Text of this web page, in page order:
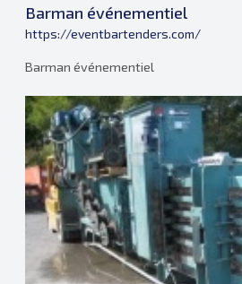
Barman événementiel
https://eventbartenders.com/
Barman événementiel